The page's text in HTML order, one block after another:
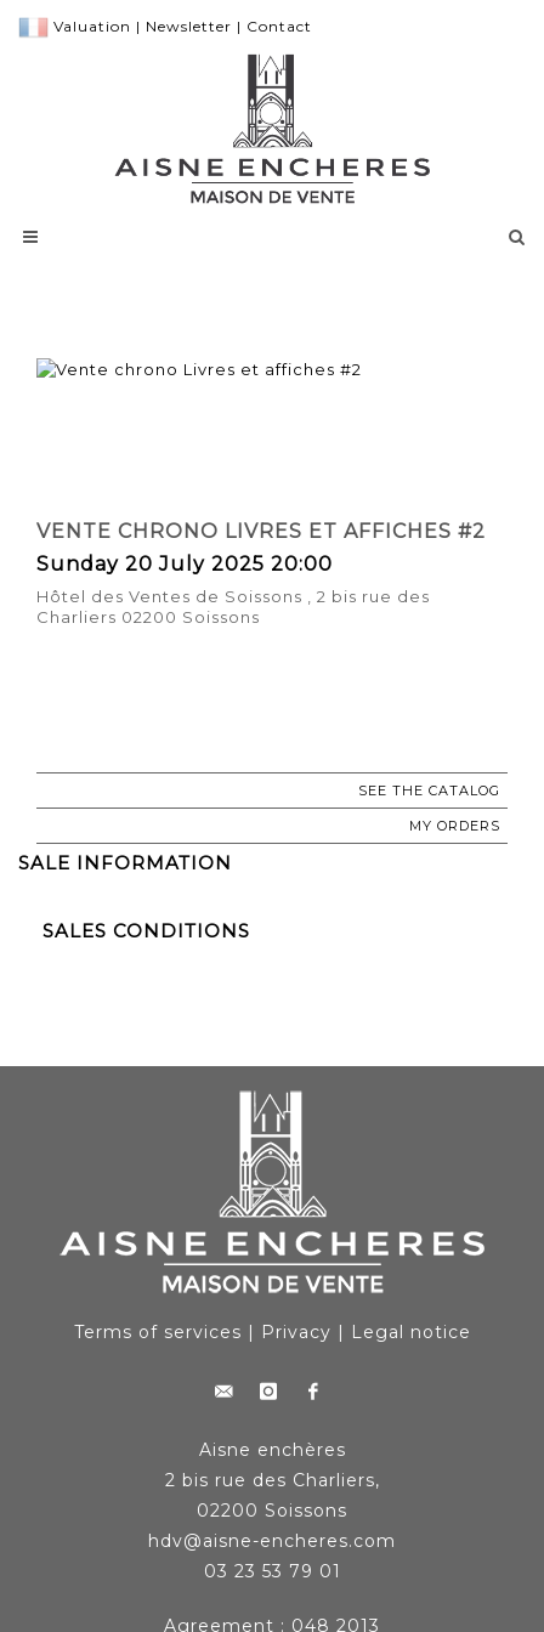
Valuation | Newsletter | Contact
VENTE CHRONO LIVRES ET AFFICHES #2
Sunday 20 July 2025 20:00
Hôtel des Ventes de Soissons , 2 bis rue des
Charliers 02200 Soissons
SEE THE CATALOG
MY ORDERS
SALE INFORMATION
SALES CONDITIONS
Terms of services Privacy Legal notice
Aisne enchères
2 bis rue des Charliers,
02200 Soissons
hdv@aisne-encheres.com
03 23 53 79 01
Agreement : 048 2013